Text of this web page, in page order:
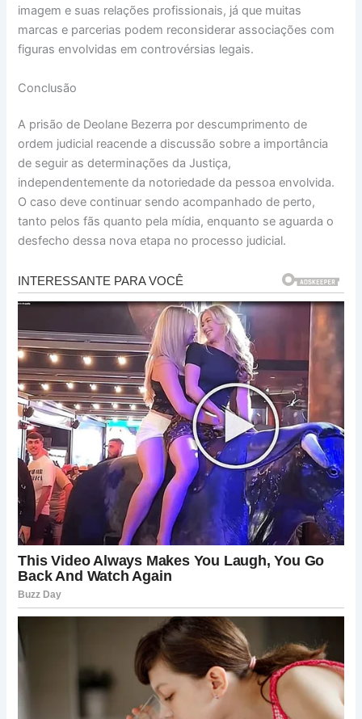
imagem e suas relações profissionais, já que muitas
marcas e parcerias podem reconsiderar associações com
figuras envolvidas em controvérsias legais.
Conclusão
A prisão de Deolane Bezerra por descumprimento de
ordem judicial reacende a discussão sobre a importância
de seguir as determinações da Justiça,
independentemente da notoriedade da pessoa envolvida.
O caso deve continuar sendo acompanhado de perto,
tanto pelos fãs quanto pela mídia, enquanto se aguarda o
desfecho dessa nova etapa no processo judicial.